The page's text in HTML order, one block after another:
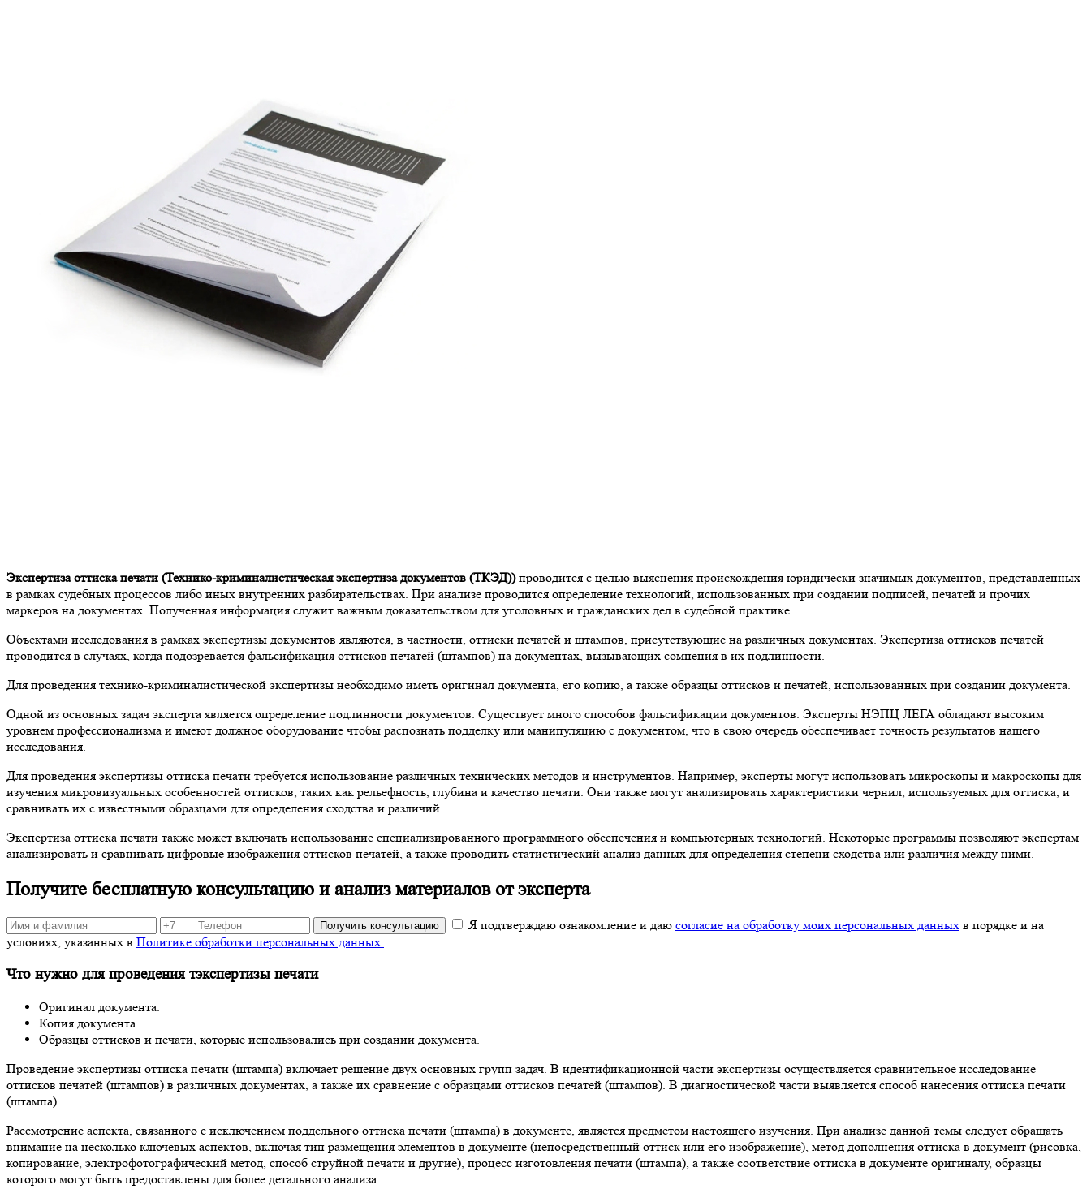
Экспертиза оттиска печати (Технико-криминалистическая экспертиза документов (ТКЭД))проводится с целью выяснения происхождения юридически значимых документов, представленных
в рамках судебных процессов либо иных внутренних разбирательствах. При анализе проводится определение технологий, использованных при создании подписей, печатей и прочих
маркеров на документах. Полученная информация служит важным доказательством для уголовных и гражданских дел в судебной практике.
Объектами исследования в рамках экспертизы документов являются, в частности, оттиски печатей и штампов, присутствующие на различных документах. Экспертиза оттисков печатей
проводится в случаях, когда подозревается фальсификация оттисков печатей (штампов) на документах, вызывающих сомнения в их подлинности.
Для проведения технико-криминалистической экспертизы необходимо иметь оригинал документа, его копию, а также образцы оттисков и печатей, использованных при создании документа.
Одной из основных задач эксперта является определение подлинности документов. Существует много способов фальсификации документов. Эксперты НЭПЦ ЛЕГА обладают высоким
уровнем профессионализма и имеют должное оборудование чтобы распознать подделку или манипуляцию с документом, что в свою очередь обеспечивает точность результатов нашего
исследования.
Для проведения экспертизы оттиска печати требуется использование различных технических методов и инструментов. Например, эксперты могут использовать микроскопы и макроскопы для
изучения микровизуальных особенностей оттисков, таких как рельефность, глубина и качество печати. Они также могут анализировать характеристики чернил, используемых для оттиска, и
сравнивать их с известными образцами для определения сходства и различий.
Экспертиза оттиска печати также может включать использование специализированного программного обеспечения и компьютерных технологий. Некоторые программы позволяют экспертам
анализировать и сравнивать цифровые изображения оттисков печатей, а также проводить статистический анализ данных для определения степени сходства или различия между ними.
Получите бесплатную консультацию и анализ материалов от эксперта
Получить консультацию Я подтверждаю ознакомление и даю согласие на обработку моих персональных данных в порядке и на
условиях, указанных в Политике обработки персональных данных.
Что нужно для проведения тэкспертизы печати
Оригинал документа.
Копия документа.
Образцы оттисков и печати, которые использовались при создании документа.
Проведение экспертизы оттиска печати (штампа) включает решение двух основных групп задач. В идентификационной части экспертизы осуществляется сравнительное исследование
оттисков печатей (штампов) в различных документах, а также их сравнение с образцами оттисков печатей (штампов). В диагностической части выявляется способ нанесения оттиска печати
(штампа).
Рассмотрение аспекта, связанного с исключением поддельного оттиска печати (штампа) в документе, является предметом настоящего изучения. При анализе данной темы следует обращать
внимание на несколько ключевых аспектов, включая тип размещения элементов в документе (непосредственный оттиск или его изображение), метод дополнения оттиска в документ (рисовка,
копирование, электрофотографический метод, способ струйной печати и другие), процесс изготовления печати (штампа), а также соответствие оттиска в документе оригиналу, образцы
которого могут быть предоставлены для более детального анализа.